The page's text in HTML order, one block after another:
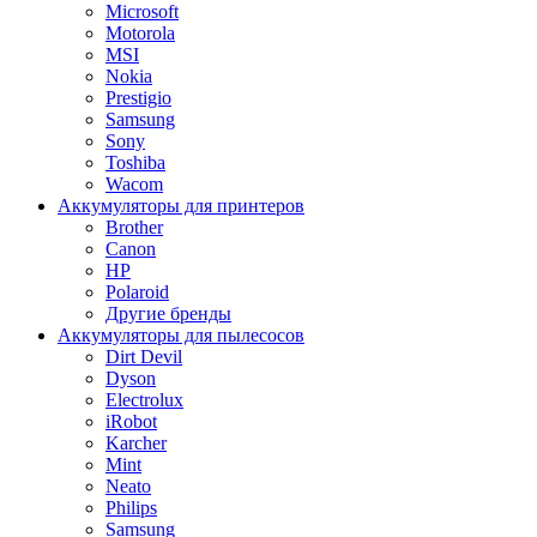
Microsoft
Motorola
MSI
Nokia
Prestigio
Samsung
Sony
Toshiba
Wacom
Аккумуляторы для принтеров
Brother
Canon
HP
Polaroid
Другие бренды
Аккумуляторы для пылесосов
Dirt Devil
Dyson
Electrolux
iRobot
Karcher
Mint
Neato
Philips
Samsung